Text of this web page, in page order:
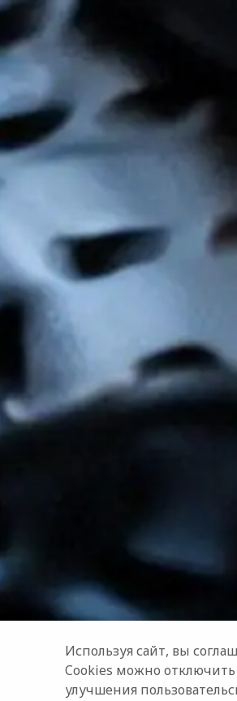
Используя сайт, вы
Cookies можно
улучшения